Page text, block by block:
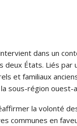
dans un
deux États. Liés par
et familiaux
sous-région ouest-
la volonté
communes en